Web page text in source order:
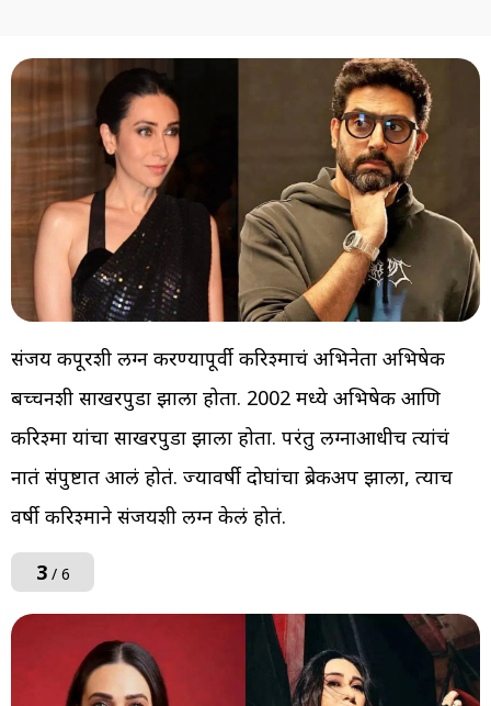
संजय कपूरशी लग्न करण्यापूर्वी करिश्माचं अभिनेता अभिषेक
बच्चनशी साखरपुडा झाला होता. 2002 मध्ये अभिषेक आणि
करिश्मा यांचा साखरपुडा झाला होता. परंतु लग्नाआधीच त्यांचं
नातं संपुष्टात आलं होतं. ज्यावर्षी दोघांचा ब्रेकअप झाला, त्याच
वर्षी करिश्माने संजयशी लग्न केलं होतं.
3/ 6